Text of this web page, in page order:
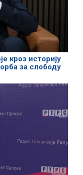
кроз историју
за слободу